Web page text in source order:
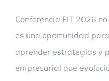
Conferencia FIT 2026
es una oportunidad
aprender estrategias y
empresarial que